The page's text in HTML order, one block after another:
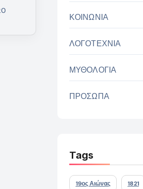
ΚΟΙΝΩΝΙΑ
ΛΟΓΟΤΕΧΝΙΑ
ΜΥΘΟΛΟΓΙΑ
ΠΡΟΣΩΠΑ
Tags
19ος Αιώνας 1821